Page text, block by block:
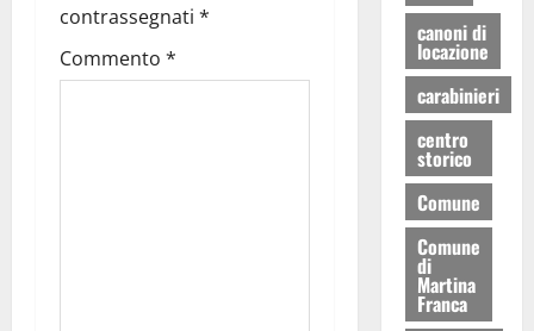
contrassegnati *
Commento *
canoni di
locazione
carabinieri
centro
storico
Comune
Comune
di
Martina
Franca